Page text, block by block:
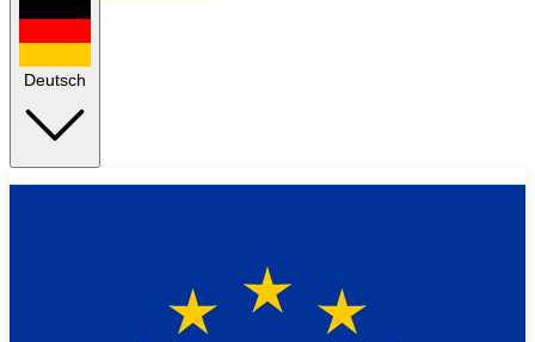
Deutsch